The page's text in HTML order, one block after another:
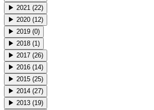
▶ 2021 (22)
▶ 2020 (12)
▶ 2019 (0)
▶ 2018 (1)
▶ 2017 (26)
▶ 2016 (14)
▶ 2015 (25)
▶ 2014 (27)
▶ 2013 (19)